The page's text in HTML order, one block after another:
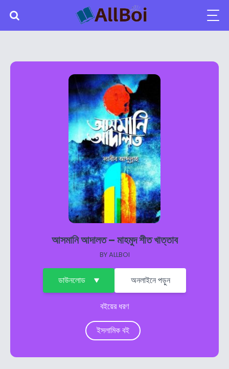
আসমানি আদালত – মাহমুদ শীত খাত্তাব
BYALLBOI
ডাউনলোড অনলাইনে পড়ুন
বইয়ের ধরণ
ইসলামিক বই